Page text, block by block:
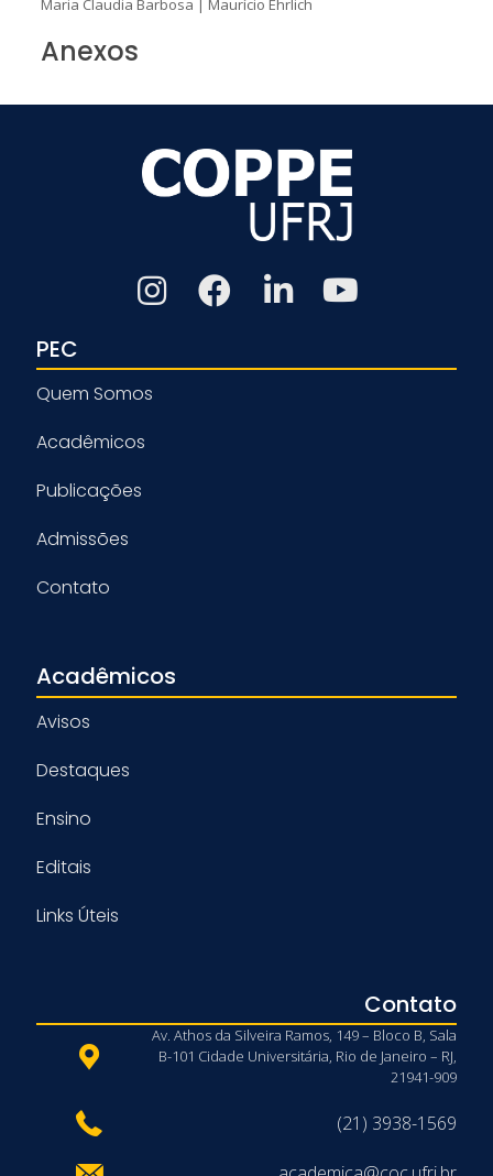
Maria Claudia Barbosa | Maurício Ehrlich
Anexos
PEC
Quem Somos
Acadêmicos
Publicações
Admissões
Contato
Acadêmicos
Avisos
Destaques
Ensino
Editais
Links Úteis
Contato
Av. Athos da Silveira Ramos, 149 – Bloco B, Sala
B-101 Cidade Universitária, Rio de Janeiro – RJ,
21941-909
(21) 3938-1569